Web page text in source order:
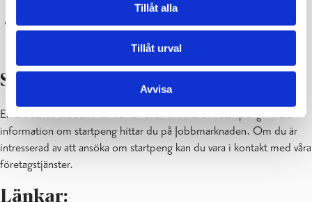
Tillåt alla
Tillåt urval
Avvisa
Business Sydspetsenger företagarrådgivning till invånare i
Startpeng
En arbetslös arbetssökande kan även ansöka om startpeng. Mera
information om startpeng hittar du på Jobbmarknaden. Om du är
intresserad av att ansöka om startpeng kan du vara i kontakt med våra
företagstjänster.
Länkar: